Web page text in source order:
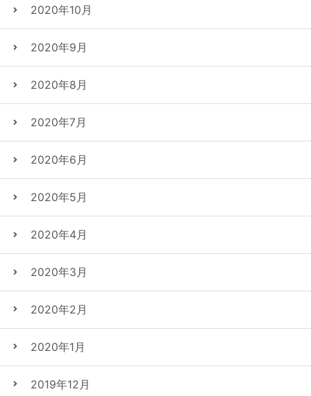
2020年10月
2020年9月
2020年8月
2020年7月
2020年6月
2020年5月
2020年4月
2020年3月
2020年2月
2020年1月
2019年12月